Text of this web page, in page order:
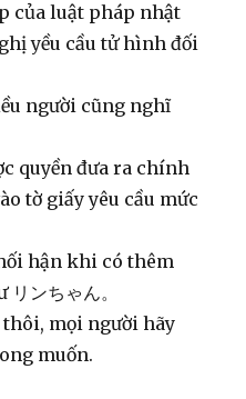
của luật pháp nhật
yều cầu tử hình đối
người cũng nghĩ
quyền đưa ra chính
tờ giấy yêu cầu mức
hận khi có thêm
ンちゃん。
thôi, mọi người hãy
muốn.